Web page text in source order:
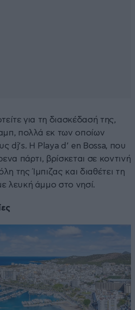
για τη διασκέδασή της,
πολλά εκ των οποίων
dj’s. Η Playa d’ en Bossa, που
πάρτι, βρίσκεται σε κοντινή
της Ίμπιζας και διαθέτει τη
λευκή άμμο στο νησί.